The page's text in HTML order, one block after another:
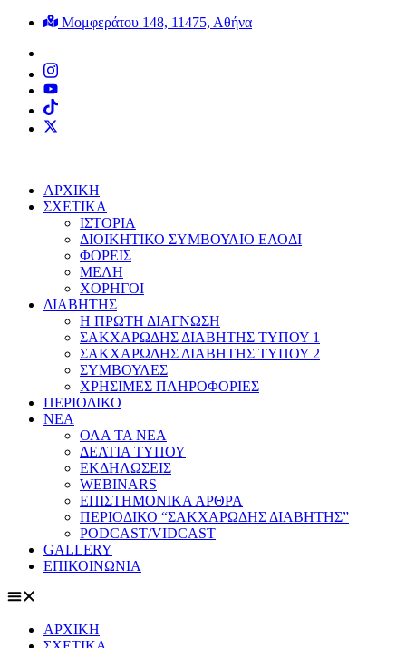
Μετάβαση
περιεχόμενο
Μομφεράτου 148, 11475, Αθήνα
ΑΡΧΙΚΗ
ΣΧΕΤΙΚΑ
ΙΣΤΟΡΙΑ
ΔΙΟΙΚΗΤΙΚΟ ΣΥΜΒΟΥΛΙΟ ΕΛΟΔΙ
ΦΟΡΕΙΣ
ΜΕΛΗ
ΧΟΡΗΓΟΙ
ΔΙΑΒΗΤΗΣ
Η ΠΡΩΤΗ ΔΙΑΓΝΩΣΗ
ΣΑΚΧΑΡΩΔΗΣ ΔΙΑΒΗΤΗΣ ΤΥΠΟΥ 1
ΣΑΚΧΑΡΩΔΗΣ ΔΙΑΒΗΤΗΣ ΤΥΠΟΥ 2
ΣΥΜΒΟΥΛΕΣ
ΧΡΗΣΙΜΕΣ ΠΛΗΡΟΦΟΡΙΕΣ
ΠΕΡΙΟΔΙΚΟ
ΝΕΑ
ΟΛΑ ΤΑ ΝΕΑ
ΔΕΛΤΙΑ ΤΥΠΟΥ
ΕΚΔΗΛΩΣΕΙΣ
WEBINARS
ΕΠΙΣΤΗΜΟΝΙΚΑ ΑΡΘΡΑ
ΠΕΡΙΟΔΙΚΟ “ΣΑΚΧΑΡΩΔΗΣ ΔΙΑΒΗΤΗΣ”
PODCAST/VIDCAST
GALLERY
ΕΠΙΚΟΙΝΩΝΙΑ
ΑΡΧΙΚΗ